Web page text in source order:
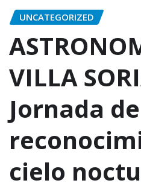
UNCATEGORIZED
VILLA
Jornada de
cielo